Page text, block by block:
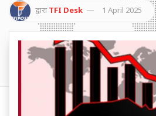
द्वारा TFI Desk 1 April 2025